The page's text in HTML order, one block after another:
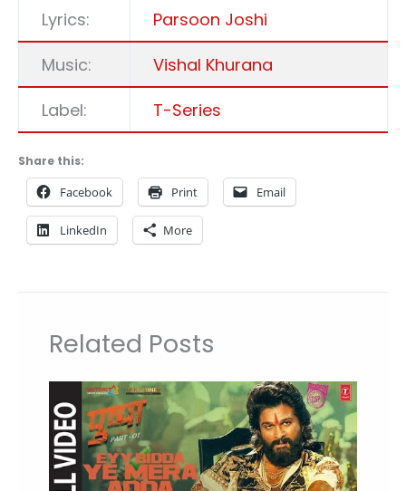
Lyrics:
Parsoon Joshi
Music:
Vishal Khurana
Label:
T-Series
Share this:
Facebook Print Email
LinkedIn More
Related Posts